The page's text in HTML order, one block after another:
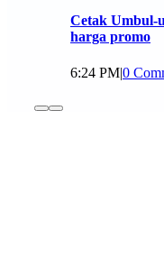
Cetak Umbul-
harga promo
6:24 PM|0